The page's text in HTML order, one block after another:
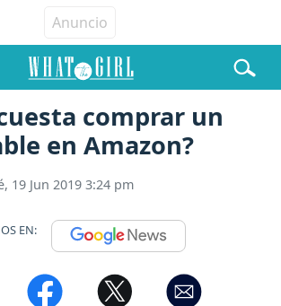
comprar un
en Amazon?
19 Jun 2019 3:24 pm
EN: